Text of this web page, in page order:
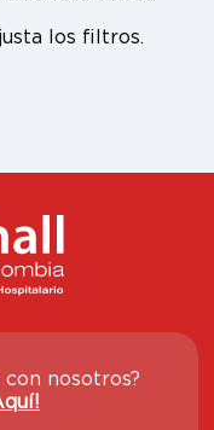
los filtros.
nosotros?